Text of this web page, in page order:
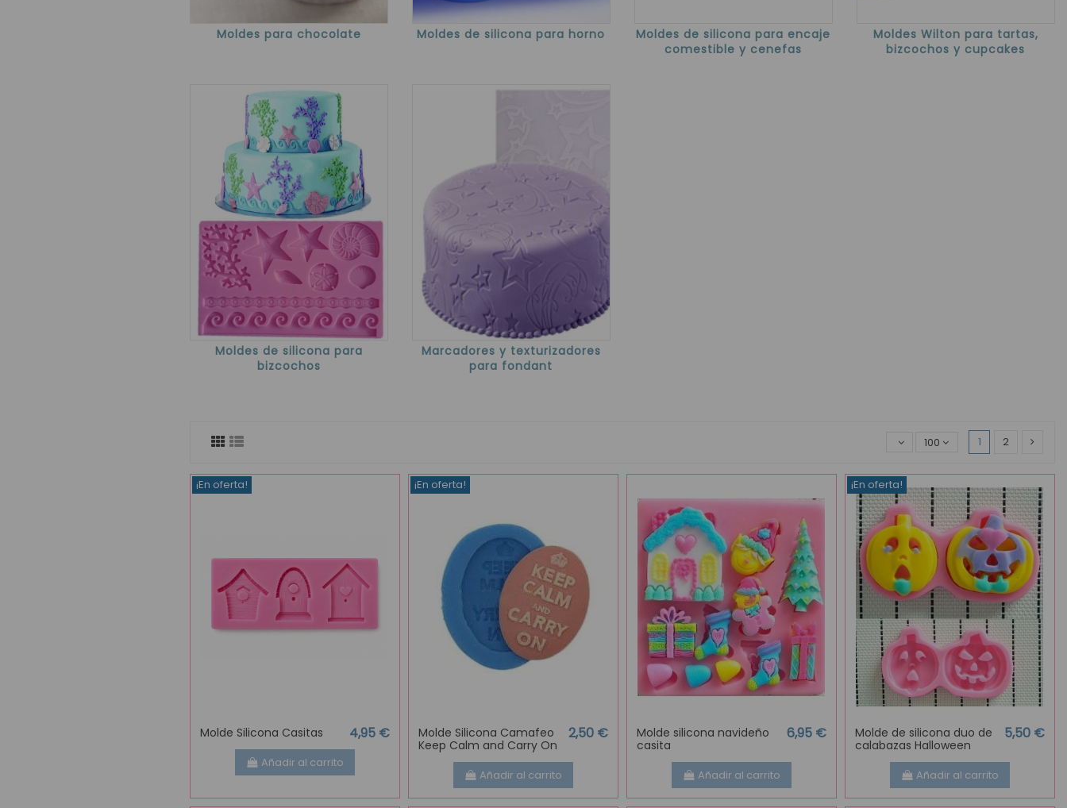
Moldes para chocolate Moldes de silicona para horno
Moldes de silicona para encaje
comestible y cenefas
Moldes Wilton para tartas,
bizcochos y cupcakes
Moldes de silicona para
bizcochos
Marcadores y texturizadores
para fondant
100 1 2
¡En oferta!
Molde Silicona Casitas 4,95 €
Añadir al carrito
¡En oferta!
Molde Silicona Camafeo
Keep Calm and Carry On
2,50 €
Añadir al carrito
Molde silicona navideño
casita
6,95 €
Añadir al carrito
¡En oferta!
Molde de silicona duo de
calabazas Halloween
5,50 €
Añadir al carrito